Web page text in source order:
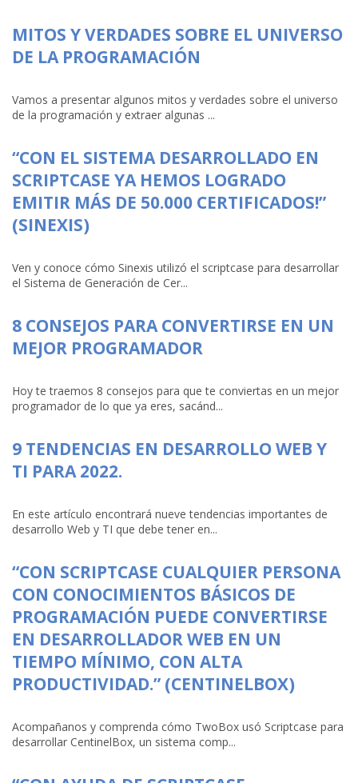
MITOS Y VERDADES SOBRE EL UNIVERSO
DE LA PROGRAMACIÓN
Vamos a presentar algunos mitos y verdades sobre el universo
de la programación y extraer algunas ...
“CON EL SISTEMA DESARROLLADO EN
SCRIPTCASE YA HEMOS LOGRADO
EMITIR MÁS DE 50.000 CERTIFICADOS!”
(SINEXIS)
Ven y conoce cómo Sinexis utilizó el scriptcase para desarrollar
el Sistema de Generación de Cer...
8 CONSEJOS PARA CONVERTIRSE EN UN
MEJOR PROGRAMADOR
Hoy te traemos 8 consejos para que te conviertas en un mejor
programador de lo que ya eres, sacánd...
9 TENDENCIAS EN DESARROLLO WEB Y
TI PARA 2022.
En este artículo encontrará nueve tendencias importantes de
desarrollo Web y TI que debe tener en...
“CON SCRIPTCASE CUALQUIER PERSONA
CON CONOCIMIENTOS BÁSICOS DE
PROGRAMACIÓN PUEDE CONVERTIRSE
EN DESARROLLADOR WEB EN UN
TIEMPO MÍNIMO, CON ALTA
PRODUCTIVIDAD.” (CENTINELBOX)
Acompañanos y comprenda cómo TwoBox usó Scriptcase para
desarrollar CentinelBox, un sistema comp...